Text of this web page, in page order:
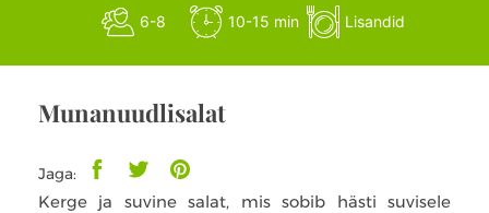
6-8 10-15 min Lisandid
Munanuudlisalat
Jaga:
Kerge ja suvine salat, mis sobib hästi suvisele